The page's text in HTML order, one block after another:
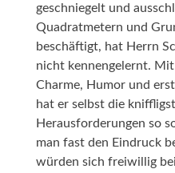
geschniegelt und
Quadratmetern und
beschäftigt, hat Herrn
nicht kennengelernt.
Charme, Humor und
hat er selbst die
Herausforderungen so
man fast den Eindruck
würden sich freiwillig